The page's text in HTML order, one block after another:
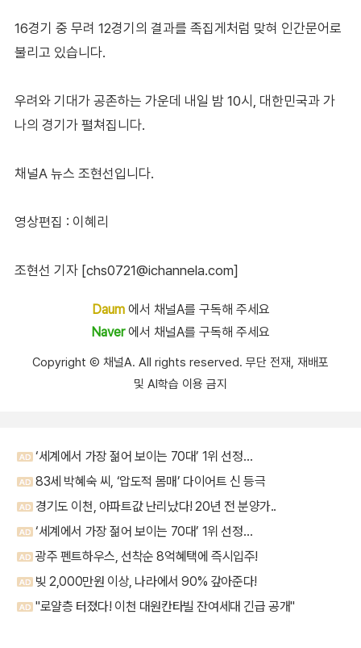
16경기 중 무려 12경기의 결과를 족집게처럼 맞혀 인간문어로
불리고 있습니다.
우려와 기대가 공존하는 가운데 내일 밤 10시, 대한민국과 가
나의 경기가 펼쳐집니다.
채널A 뉴스 조현선입니다.
영상편집 : 이혜리
조현선 기자 [chs0721@ichannela.com]
Daum에서 채널A를 구독해 주세요
Naver에서 채널A를 구독해 주세요
Copyright Ⓒ 채널A. All rights reserved. 무단 전재, 재배포
및 AI학습 이용 금지